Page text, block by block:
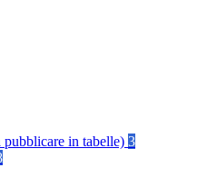
in tabelle) 3